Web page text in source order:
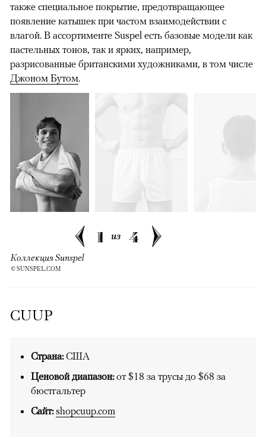
также специальное покрытие, предотвращающее
появление катышек при частом взаимодействии с
влагой. В ассортименте Suspel есть базовые модели как
пастельных тонов, так и ярких, например,
разрисованные британскими художниками, в том числе
Джоном Бутом.
1 из 4
Коллекция Sunspel
© SUNSPEL.COM
CUUP
Страна:США
Ценовой диапазон:от $18 за трусы до $68 за
бюстгальтер
Сайт:shopcuup.com